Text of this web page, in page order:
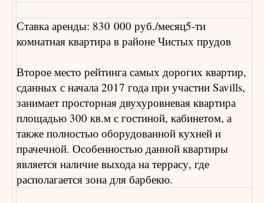
Ставка аренды: 830 000 руб./месяц5-ти
комнатная квартира в районе Чистых прудов
Второе место рейтинга самых дорогих квартир,
сданных с начала 2017 года при участии Savills,
занимает просторная двухуровневая квартира
площадью 300 кв.м с гостиной, кабинетом, а
также полностью оборудованной кухней и
прачечной. Особенностью данной квартиры
является наличие выхода на террасу, где
располагается зона для барбекю.